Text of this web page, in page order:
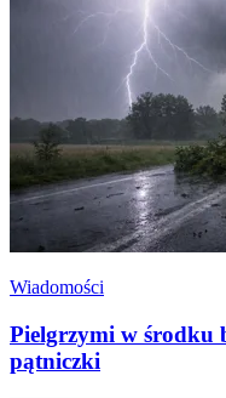
Wiadomości
Pielgrzymi w środku
pątniczki